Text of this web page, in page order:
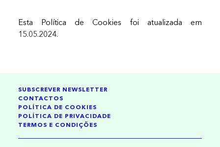
Esta Política de Cookies foi atualizada em
15.05.2024.
SUBSCREVER NEWSLETTER
CONTACTOS
POLÍTICA DE COOKIES
POLÍTICA DE PRIVACIDADE
TERMOS E CONDIÇÕES